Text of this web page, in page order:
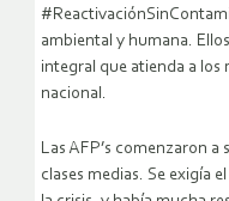
ambiental y humana.
integral que atienda a los
nacional.
Las AFP’s comenzaron
clases medias. Se exigía